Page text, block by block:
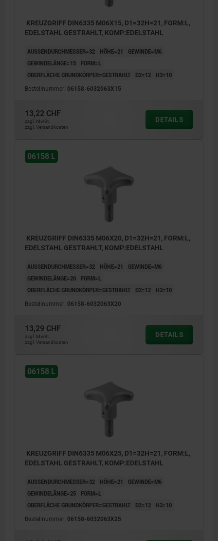
KREUZGRIFF DIN6335 M06X15, D1=32H=21, FORM:L,
EDELSTAHL GESTRAHLT, KOMP:EDELSTAHL
AUSSENDURCHMESSER=32 HÖHE=21
GEWINDE=M6
GEWINDELÄNGE=15
FORM=L
OBERFLÄCHE GRUNDKÖRPER=GESTRAHLT
D2=12 H3=10
Bestellnummer: 06158-6032063X15
13,22 CHF
zzgl. MwSt.
zzgl. Versandkosten
DETAILS
06158 L
KREUZGRIFF DIN6335 M06X20, D1=32H=21, FORM:L,
EDELSTAHL GESTRAHLT, KOMP:EDELSTAHL
AUSSENDURCHMESSER=32 HÖHE=21
GEWINDE=M6
GEWINDELÄNGE=20
FORM=L
OBERFLÄCHE GRUNDKÖRPER=GESTRAHLT
D2=12 H3=10
Bestellnummer: 06158-6032063X20
13,29 CHF
zzgl. MwSt.
zzgl. Versandkosten
DETAILS
06158 L
KREUZGRIFF DIN6335 M06X25, D1=32H=21, FORM:L,
EDELSTAHL GESTRAHLT, KOMP:EDELSTAHL
AUSSENDURCHMESSER=32 HÖHE=21
GEWINDE=M6
GEWINDELÄNGE=25
FORM=L
OBERFLÄCHE GRUNDKÖRPER=GESTRAHLT
D2=12 H3=10
Bestellnummer: 06158-6032063X25